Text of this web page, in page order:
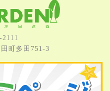
2111
町多⽥751-3